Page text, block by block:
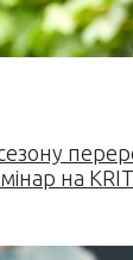
на